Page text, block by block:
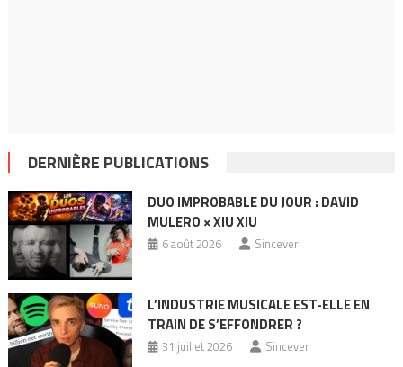
DERNIÈRE PUBLICATIONS
DUO IMPROBABLE DU JOUR : DAVID
MULERO × XIU XIU
6 août 2026 Sincever
L’INDUSTRIE MUSICALE EST-ELLE EN
TRAIN DE S’EFFONDRER ?
31 juillet 2026 Sincever